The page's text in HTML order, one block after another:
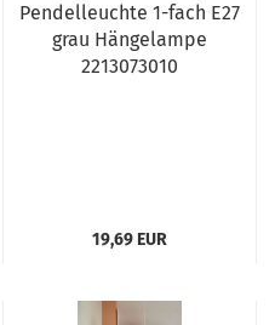
Pendelleuchte 1-fach E27
grau Hängelampe
2213073010
19,69 EUR